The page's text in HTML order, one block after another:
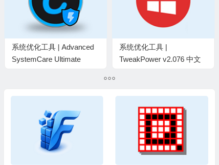
系统优化工具 | Advanced
SystemCare Ultimate
系统优化工具 |
TweakPower v2.076 中文